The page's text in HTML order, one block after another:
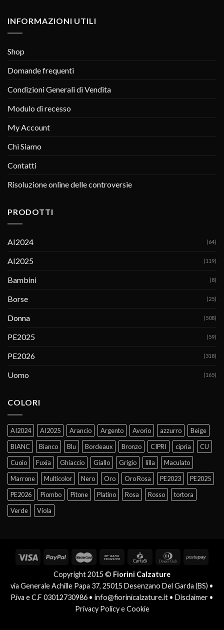
INFORMAZIONI UTILI
Shop
Domande frequenti
Condizioni Generali di Vendita
Modulo di recesso
My Account
Chi Siamo
Contatti
Risoluzione online delle controversie
PRODOTTI
AI2024 (64)
AI2025 (119)
Bambini (8)
Borse (25)
Donna (508)
PE2025 (59)
PE2026 (318)
Uomo (165)
COLORI
AI2024 AI2025 Arancio Argento Avorio azzurro
Beige
BIANC
Bianco Blu Bordeaux Bronzo CIPRI cipria
CU
Cuoio
Fuxia Ghiaccio Giallo Grigio lilla
Maculato
Marrone
Multicolor Nero Oro Oro Rosa PE2023
PE2025
PE2026
Piombo Pitone Platino Rosa Rosso
tortora
Verde
Viola
Copyright 2015 © Fiorini Calzature
via Generale Achille Papa 37, 25015 Desenzano Del Garda (BS) •
P.iva e C.F 03012730986 • info@fiorinicalzature.it • Disclaimer •
Privacy Policy e Cookie